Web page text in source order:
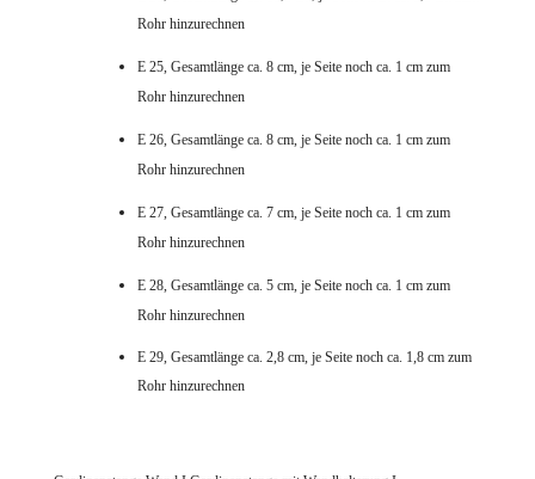
Rohr hinzurechnen
E 25, Gesamtlänge ca. 8 cm, je Seite noch ca. 1 cm zum
Rohr hinzurechnen
E 26, Gesamtlänge ca. 8 cm, je Seite noch ca. 1 cm zum
Rohr hinzurechnen
E 27, Gesamtlänge ca. 7 cm, je Seite noch ca. 1 cm zum
Rohr hinzurechnen
E 28, Gesamtlänge ca. 5 cm, je Seite noch ca. 1 cm zum
Rohr hinzurechnen
E 29, Gesamtlänge ca. 2,8 cm, je Seite noch ca. 1,8 cm zum
Rohr hinzurechnen